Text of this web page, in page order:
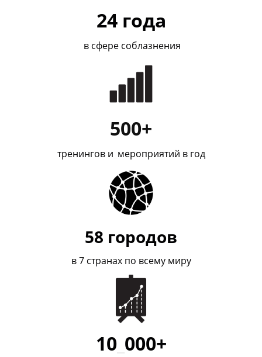
24 года
в сфере соблазнения
500+
тренингов и мероприятий в год
58 городов
в 7 странах по всему миру
10_ 000+